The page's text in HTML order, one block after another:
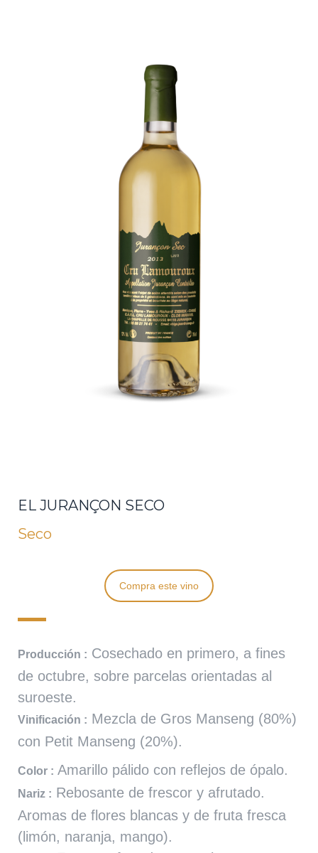
EL JURANÇON SECO
Seco
Compra este vino
Producción : Cosechado en primero, a fines
de octubre, sobre parcelas orientadas al
suroeste.
Vinificación : Mezcla de Gros Manseng (80%)
con Petit Manseng (20%).
Color : Amarillo pálido con reflejos de ópalo.
Nariz : Rebosante de frescor y afrutado.
Aromas de flores blancas y de fruta fresca
(limón, naranja, mango).